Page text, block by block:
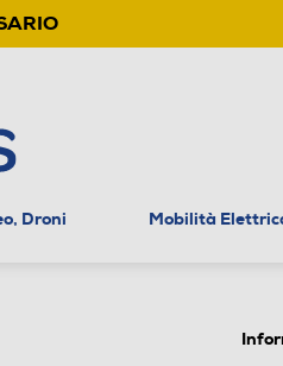
Droni Mobilità